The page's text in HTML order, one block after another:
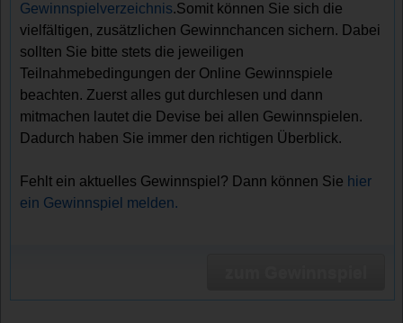
Gewinnspielverzeichnis.Somit können Sie sich die
vielfältigen, zusätzlichen Gewinnchancen sichern. Dabei
sollten Sie bitte stets die jeweiligen
Teilnahmebedingungen der Online Gewinnspiele
beachten. Zuerst alles gut durchlesen und dann
mitmachen lautet die Devise bei allen Gewinnspielen.
Dadurch haben Sie immer den richtigen Überblick.
Fehlt ein aktuelles Gewinnspiel? Dann können Sie hier
ein Gewinnspiel melden.